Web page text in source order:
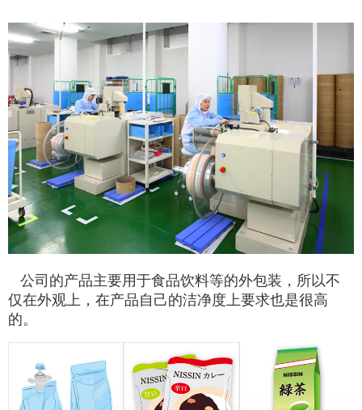
公司的产品主要用于食品饮料等的外包装，所以不
仅在外观上，在产品自己的洁净度上要求也是很高
的。